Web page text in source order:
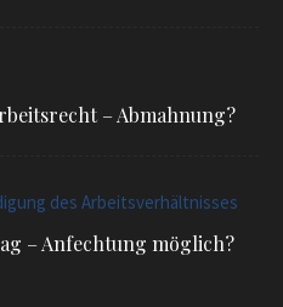
– Abmahnung?
des Arbeitsverhältnisses
– Anfechtung möglich?